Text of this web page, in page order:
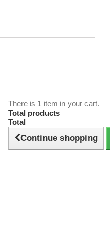
There is 1 item in your cart.
Total products
Total
Continue shopping